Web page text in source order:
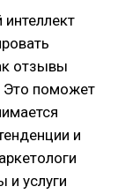
отзывы
Это поможет
и
и услуги